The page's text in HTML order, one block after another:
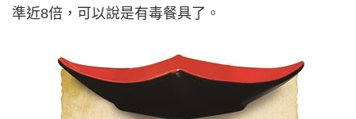
準近8倍，可以說是有毒餐具了。